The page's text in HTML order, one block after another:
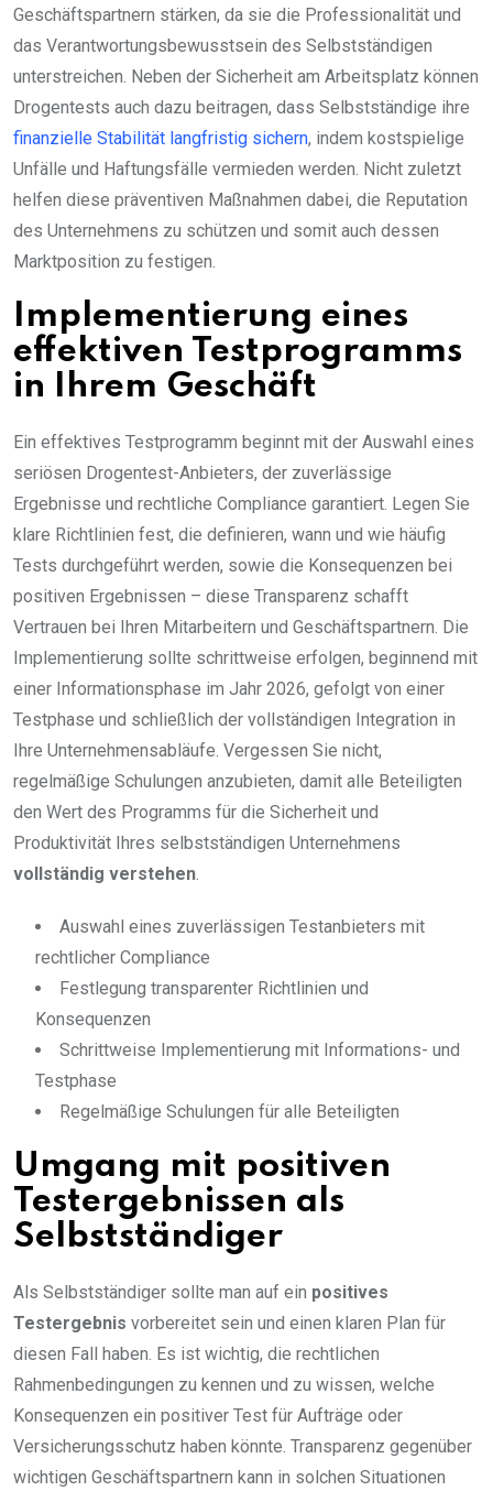
Geschäftspartnern stärken, da sie die Professionalität und
das Verantwortungsbewusstsein des Selbstständigen
unterstreichen. Neben der Sicherheit am Arbeitsplatz können
Drogentests auch dazu beitragen, dass Selbstständige ihre
finanzielle Stabilität langfristig sichern, indem kostspielige
Unfälle und Haftungsfälle vermieden werden. Nicht zuletzt
helfen diese präventiven Maßnahmen dabei, die Reputation
des Unternehmens zu schützen und somit auch dessen
Marktposition zu festigen.
Implementierung eines
effektiven Testprogramms
in Ihrem Geschäft
Ein effektives Testprogramm beginnt mit der Auswahl eines
seriösen Drogentest-Anbieters, der zuverlässige
Ergebnisse und rechtliche Compliance garantiert. Legen Sie
klare Richtlinien fest, die definieren, wann und wie häufig
Tests durchgeführt werden, sowie die Konsequenzen bei
positiven Ergebnissen – diese Transparenz schafft
Vertrauen bei Ihren Mitarbeitern und Geschäftspartnern. Die
Implementierung sollte schrittweise erfolgen, beginnend mit
einer Informationsphase im Jahr 2026, gefolgt von einer
Testphase und schließlich der vollständigen Integration in
Ihre Unternehmensabläufe. Vergessen Sie nicht,
regelmäßige Schulungen anzubieten, damit alle Beteiligten
den Wert des Programms für die Sicherheit und
Produktivität Ihres selbstständigen Unternehmens
vollständig verstehen.
Auswahl eines zuverlässigen Testanbieters mit
rechtlicher Compliance
Festlegung transparenter Richtlinien und
Konsequenzen
Schrittweise Implementierung mit Informations- und
Testphase
Regelmäßige Schulungen für alle Beteiligten
Umgang mit positiven
Testergebnissen als
Selbstständiger
Als Selbstständiger sollte man auf ein positives
Testergebnis vorbereitet sein und einen klaren Plan für
diesen Fall haben. Es ist wichtig, die rechtlichen
Rahmenbedingungen zu kennen und zu wissen, welche
Konsequenzen ein positiver Test für Aufträge oder
Versicherungsschutz haben könnte. Transparenz gegenüber
wichtigen Geschäftspartnern kann in solchen Situationen